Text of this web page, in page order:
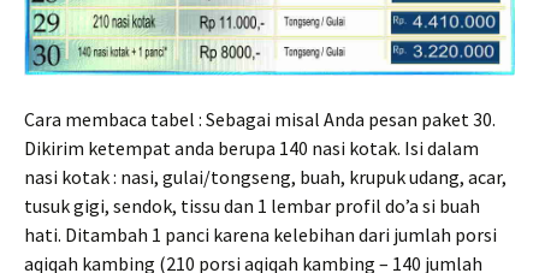
Cara membaca tabel : Sebagai misal Anda pesan paket 30.
Dikirim ketempat anda berupa 140 nasi kotak. Isi dalam
nasi kotak : nasi, gulai/tongseng, buah, krupuk udang, acar,
tusuk gigi, sendok, tissu dan 1 lembar profil do’a si buah
hati. Ditambah 1 panci karena kelebihan dari jumlah porsi
aqiqah kambing (210 porsi aqiqah kambing – 140 jumlah